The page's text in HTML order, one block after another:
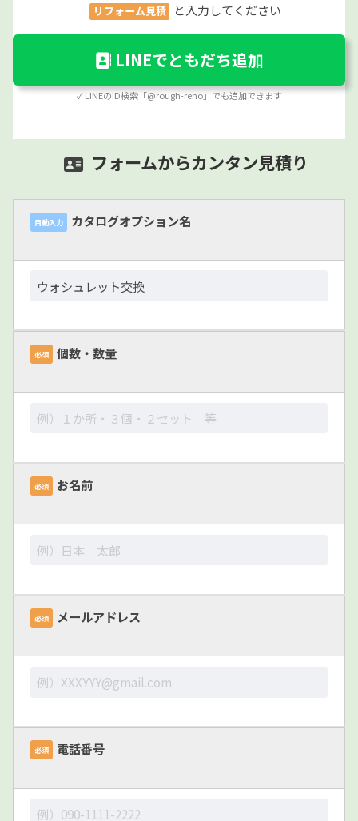
リフォーム見積 と入力してください
LINEでともだち追加
✓ LINEのID検索「@rough-reno」でも追加できます
フォームからカンタン見積り
自動入力 カタログオプション名
必須 個数・数量
必須 お名前
必須 メールアドレス
必須 電話番号